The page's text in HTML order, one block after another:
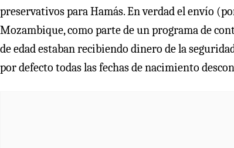
preservativos para Hamás. En verdad el envío
Mozambique, como parte de un programa de
de edad estaban recibiendo dinero de la
por defecto todas las fechas de nacimiento